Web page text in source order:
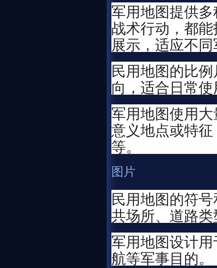
军用地图提供
战术行动，都
展示，适应不
民用地图的比
向，适合日常
军用地图使用
意义地点或特
等。
图片
民用地图的符
共场所、道路
军用地图设计
航等军事目的。